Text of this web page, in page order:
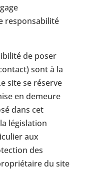
responsabilité
de poser
sont à la
site se réserve
en demeure
dans cet
législation
aux
des
du site